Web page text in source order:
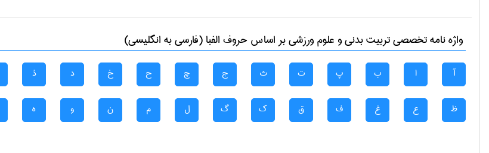
واژه نامه تخصصیتربيت بدنی و علوم ورزشیبر اساس حروف الفبا (فارسی به انگلیسی)
آ ا ب پ ت ث ج چ ح خ د ذ
ظ ع غ ف ق ک گ ل م ن و ه